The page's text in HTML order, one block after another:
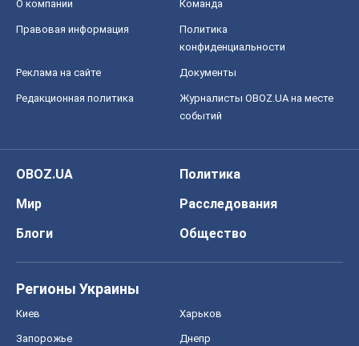
О компании Команда
Правовая информация
Политика
конфиденциальности
Реклама на сайте Документы
Редакционная политика
Журналисты OBOZ.UA на месте
событий
OBOZ.UA
Политика
Мир
Расследования
Блоги
Общество
Регионы Украины
Киев Харьков
Запорожье Днепр